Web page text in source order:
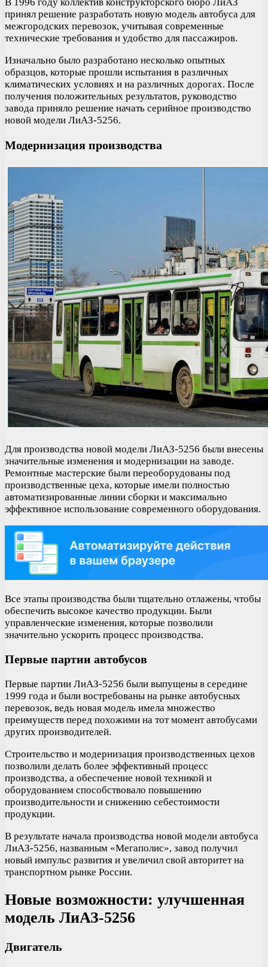
принял решение разработать новую модель автобуса для
межгородских перевозок, учитывая современные
технические требования и удобство для пассажиров.
Изначально было разработано несколько опытных
образцов, которые прошли испытания в различных
климатических условиях и на различных дорогах. После
получения положительных результатов, руководство
завода приняло решение начать серийное производство
новой модели ЛиАЗ-5256.
Модернизация производства
Для производства новой модели ЛиАЗ-5256 были внесены
значительные изменения и модернизации на заводе.
Ремонтные мастерские были переоборудованы под
производственные цеха, которые имели полностью
автоматизированные линии сборки и максимально
эффективное использование современного оборудования.
Все этапы производства были тщательно отлажены, чтобы
обеспечить высокое качество продукции. Были
управленческие изменения, которые позволили
значительно ускорить процесс производства.
Первые партии автобусов
Первые партии ЛиАЗ-5256 были выпущены в середине
1999 года и были востребованы на рынке автобусных
перевозок, ведь новая модель имела множество
преимуществ перед похожими на тот момент автобусами
других производителей.
Строительство и модернизация производственных цехов
позволили делать более эффективный процесс
производства, а обеспечение новой техникой и
оборудованием способствовало повышению
производительности и снижению себестоимости
продукции.
В результате начала производства новой модели автобуса
ЛиАЗ-5256, названным «Мегаполис», завод получил
новый импульс развития и увеличил свой авторитет на
транспортном рынке России.
Новые возможности: улучшенная
модель ЛиАЗ-5256
Двигатель